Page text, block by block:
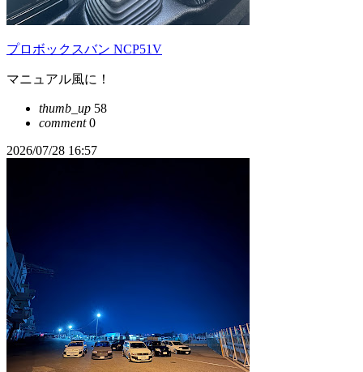
プロボックスバン NCP51V
マニュアル風に！
thumb_up 58
comment0
2026/07/28 16:57